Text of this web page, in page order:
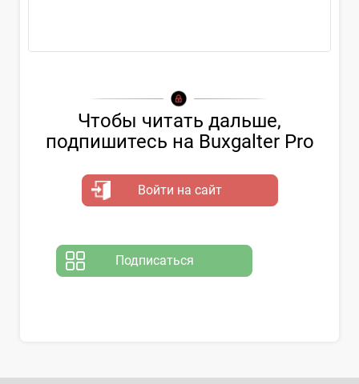
Чтобы читать дальше,
подпишитесь на Buxgalter Pro
Войти на сайт
Подписаться